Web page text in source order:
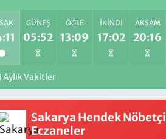
GÜNEŞ
05:52
ÖĞLE
13:09
İKINDI
17:02
AKŞAM
20:16
Aylık Vakitler
Sakarya Hendek Nöbetçi
Eczaneler